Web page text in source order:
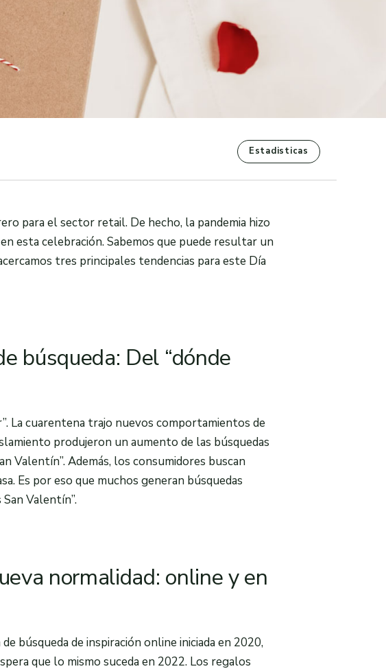
Estadisticas
para el sector retail. De hecho, la pandemia hizo
esta celebración. Sabemos que puede resultar un
tres principales tendencias para este Día
búsqueda: Del “dónde
La cuarentena trajo nuevos comportamientos de
produjeron un aumento de las búsquedas
Valentín”. Además, los consumidores buscan
Es por eso que muchos generan búsquedas
San Valentín”.
normalidad: online y en
búsqueda de inspiración online iniciada en 2020,
que lo mismo suceda en 2022. Los regalos